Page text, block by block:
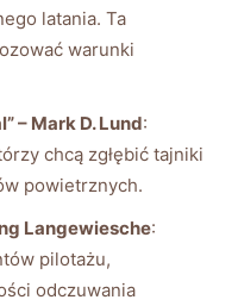
latania. Ta
⁤warunki⁢
– Mark D. Lund:
chcą ‌zgłębić tajniki
​powietrznych.
Langewiesche:
pilotażu,
odczuwania